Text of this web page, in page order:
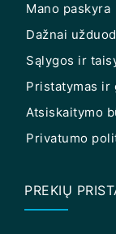
Mano paskyra
Dažnai
Sąlygos ir
Pristatymas ir
Atsiskaitymo
Privatumo
PREKIŲ